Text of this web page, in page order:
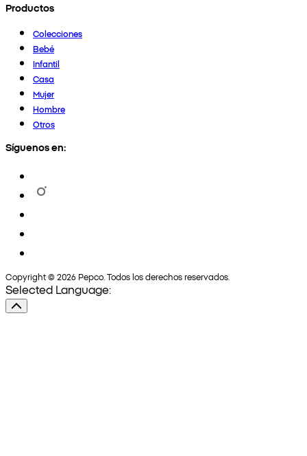
Productos
Colecciones
Bebé
Infantil
Casa
Mujer
Hombre
Otros
Síguenos en:
Copyright © 2026 Pepco. Todos los derechos reservados.
Selected Language: